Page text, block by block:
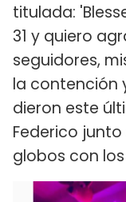
titulada:
31 y quiero
seguidores,
la contención
dieron este
Federico
globos con